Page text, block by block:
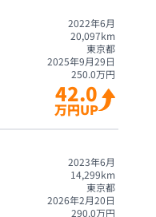
2022年6月
20,097km
東京都
2025年9月29日
250.0万円
42.0
万円UP
2023年6月
14,299km
東京都
2026年2月20日
290.0万円